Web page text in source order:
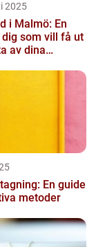
2025
i Malmö: En
som vill få ut
av dina
En guide
metoder